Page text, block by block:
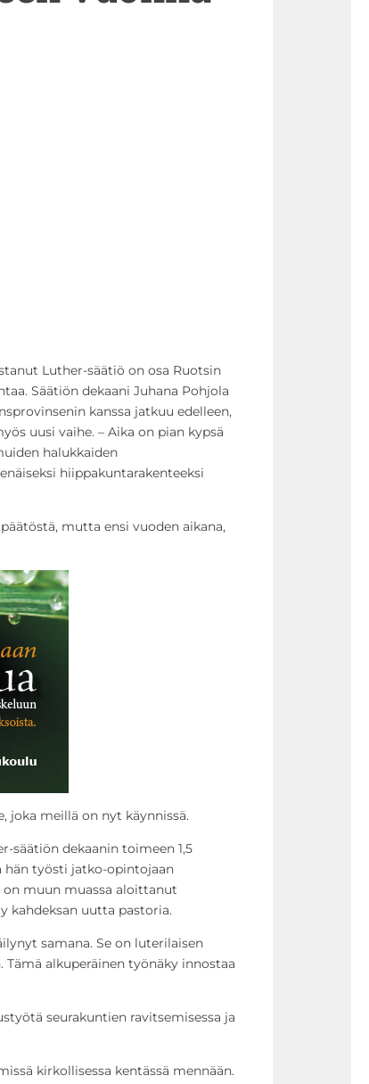
Luther-säätiö on osa Ruotsin
Säätiön dekaani Juhana Pohjola
kanssa jatkuu edelleen,
uusi vaihe. – Aika on pian kypsä
halukkaiden
hiippakuntarakenteeksi
mutta ensi vuoden aikana,
joka meillä on nyt käynnissä.
säätiön dekaanin toimeen 1,5
hän työsti jatko-opintojaan
on muun muassa aloittanut
kahdeksan uutta pastoria.
samana. Se on luterilaisen
alkuperäinen työnäky innostaa
seurakuntien ravitsemisessa ja
kirkollisessa kentässä mennään.